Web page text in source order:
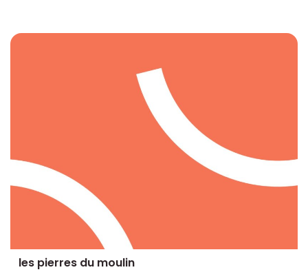
les pierres du moulin